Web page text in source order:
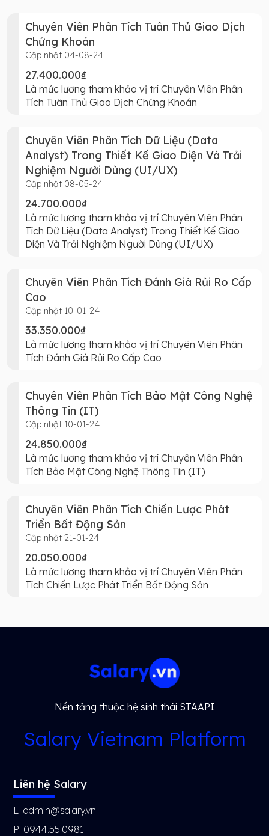
Chuyên Viên Phân Tích Tuân Thủ Giao Dịch
Chứng Khoán
Cập nhật 04-08-24
27.400.000₫
Là mức lương tham khảo vị trí Chuyên Viên Phân
Tích Tuân Thủ Giao Dịch Chứng Khoán
Chuyên Viên Phân Tích Dữ Liệu (Data
Analyst) Trong Thiết Kế Giao Diện Và Trải
Nghiệm Người Dùng (UI/UX)
Cập nhật 08-05-24
24.700.000₫
Là mức lương tham khảo vị trí Chuyên Viên Phân
Tích Dữ Liệu (Data Analyst) Trong Thiết Kế Giao
Diện Và Trải Nghiệm Người Dùng (UI/UX)
Chuyên Viên Phân Tích Đánh Giá Rủi Ro Cấp
Cao
Cập nhật 10-01-24
33.350.000₫
Là mức lương tham khảo vị trí Chuyên Viên Phân
Tích Đánh Giá Rủi Ro Cấp Cao
Chuyên Viên Phân Tích Bảo Mật Công Nghệ
Thông Tin (IT)
Cập nhật 10-01-24
24.850.000₫
Là mức lương tham khảo vị trí Chuyên Viên Phân
Tích Bảo Mật Công Nghệ Thông Tin (IT)
Chuyên Viên Phân Tích Chiến Lược Phát
Triển Bất Động Sản
Cập nhật 21-01-24
20.050.000₫
Là mức lương tham khảo vị trí Chuyên Viên Phân
Tích Chiến Lược Phát Triển Bất Động Sản
Nền tảng thuộc hệ sinh thái STAAPI
Salary Vietnam Platform
Liên hệ Salary
E: admin@salary.vn
P: 0944.55.0981